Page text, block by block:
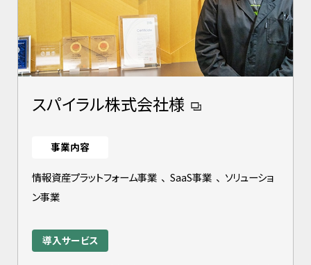
スパイラル株式会社様
事業内容
情報資産プラットフォーム事業 、 SaaS事業 、 ソリューショ
ン事業
導入サービス